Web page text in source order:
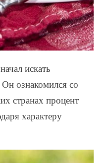
искать
ознакомился со
странах процент
характеру